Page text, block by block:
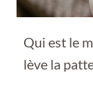
Qui est le
lève la